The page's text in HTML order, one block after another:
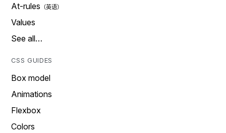
At-rules
Values
See all…
CSS GUIDES
Box model
Animations
Flexbox
Colors